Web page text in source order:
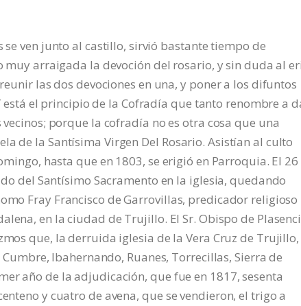
se ven junto al castillo, sirvió bastante tiempo de
arraigada la devoción del rosario, y sin duda al
las dos devociones en una, y poner a los difuntos
está el principio de la Cofradía que tanto renombre a
porque la cofradía no es otra cosa que una
de la Santísima Virgen Del Rosario. Asistían al culto
hasta que en 1803, se erigió en Parroquia. El 26
del Santísimo Sacramento en la iglesia, quedando
Fray Francisco de Garrovillas, predicador religioso
en la ciudad de Trujillo. El Sr. Obispo de
que, la derruida iglesia de la Vera Cruz de Trujillo,
Ibahernando, Ruanes, Torrecillas, Sierra de
año de la adjudicación, que fue en 1817, sesenta
y cuatro de avena, que se vendieron, el trigo a